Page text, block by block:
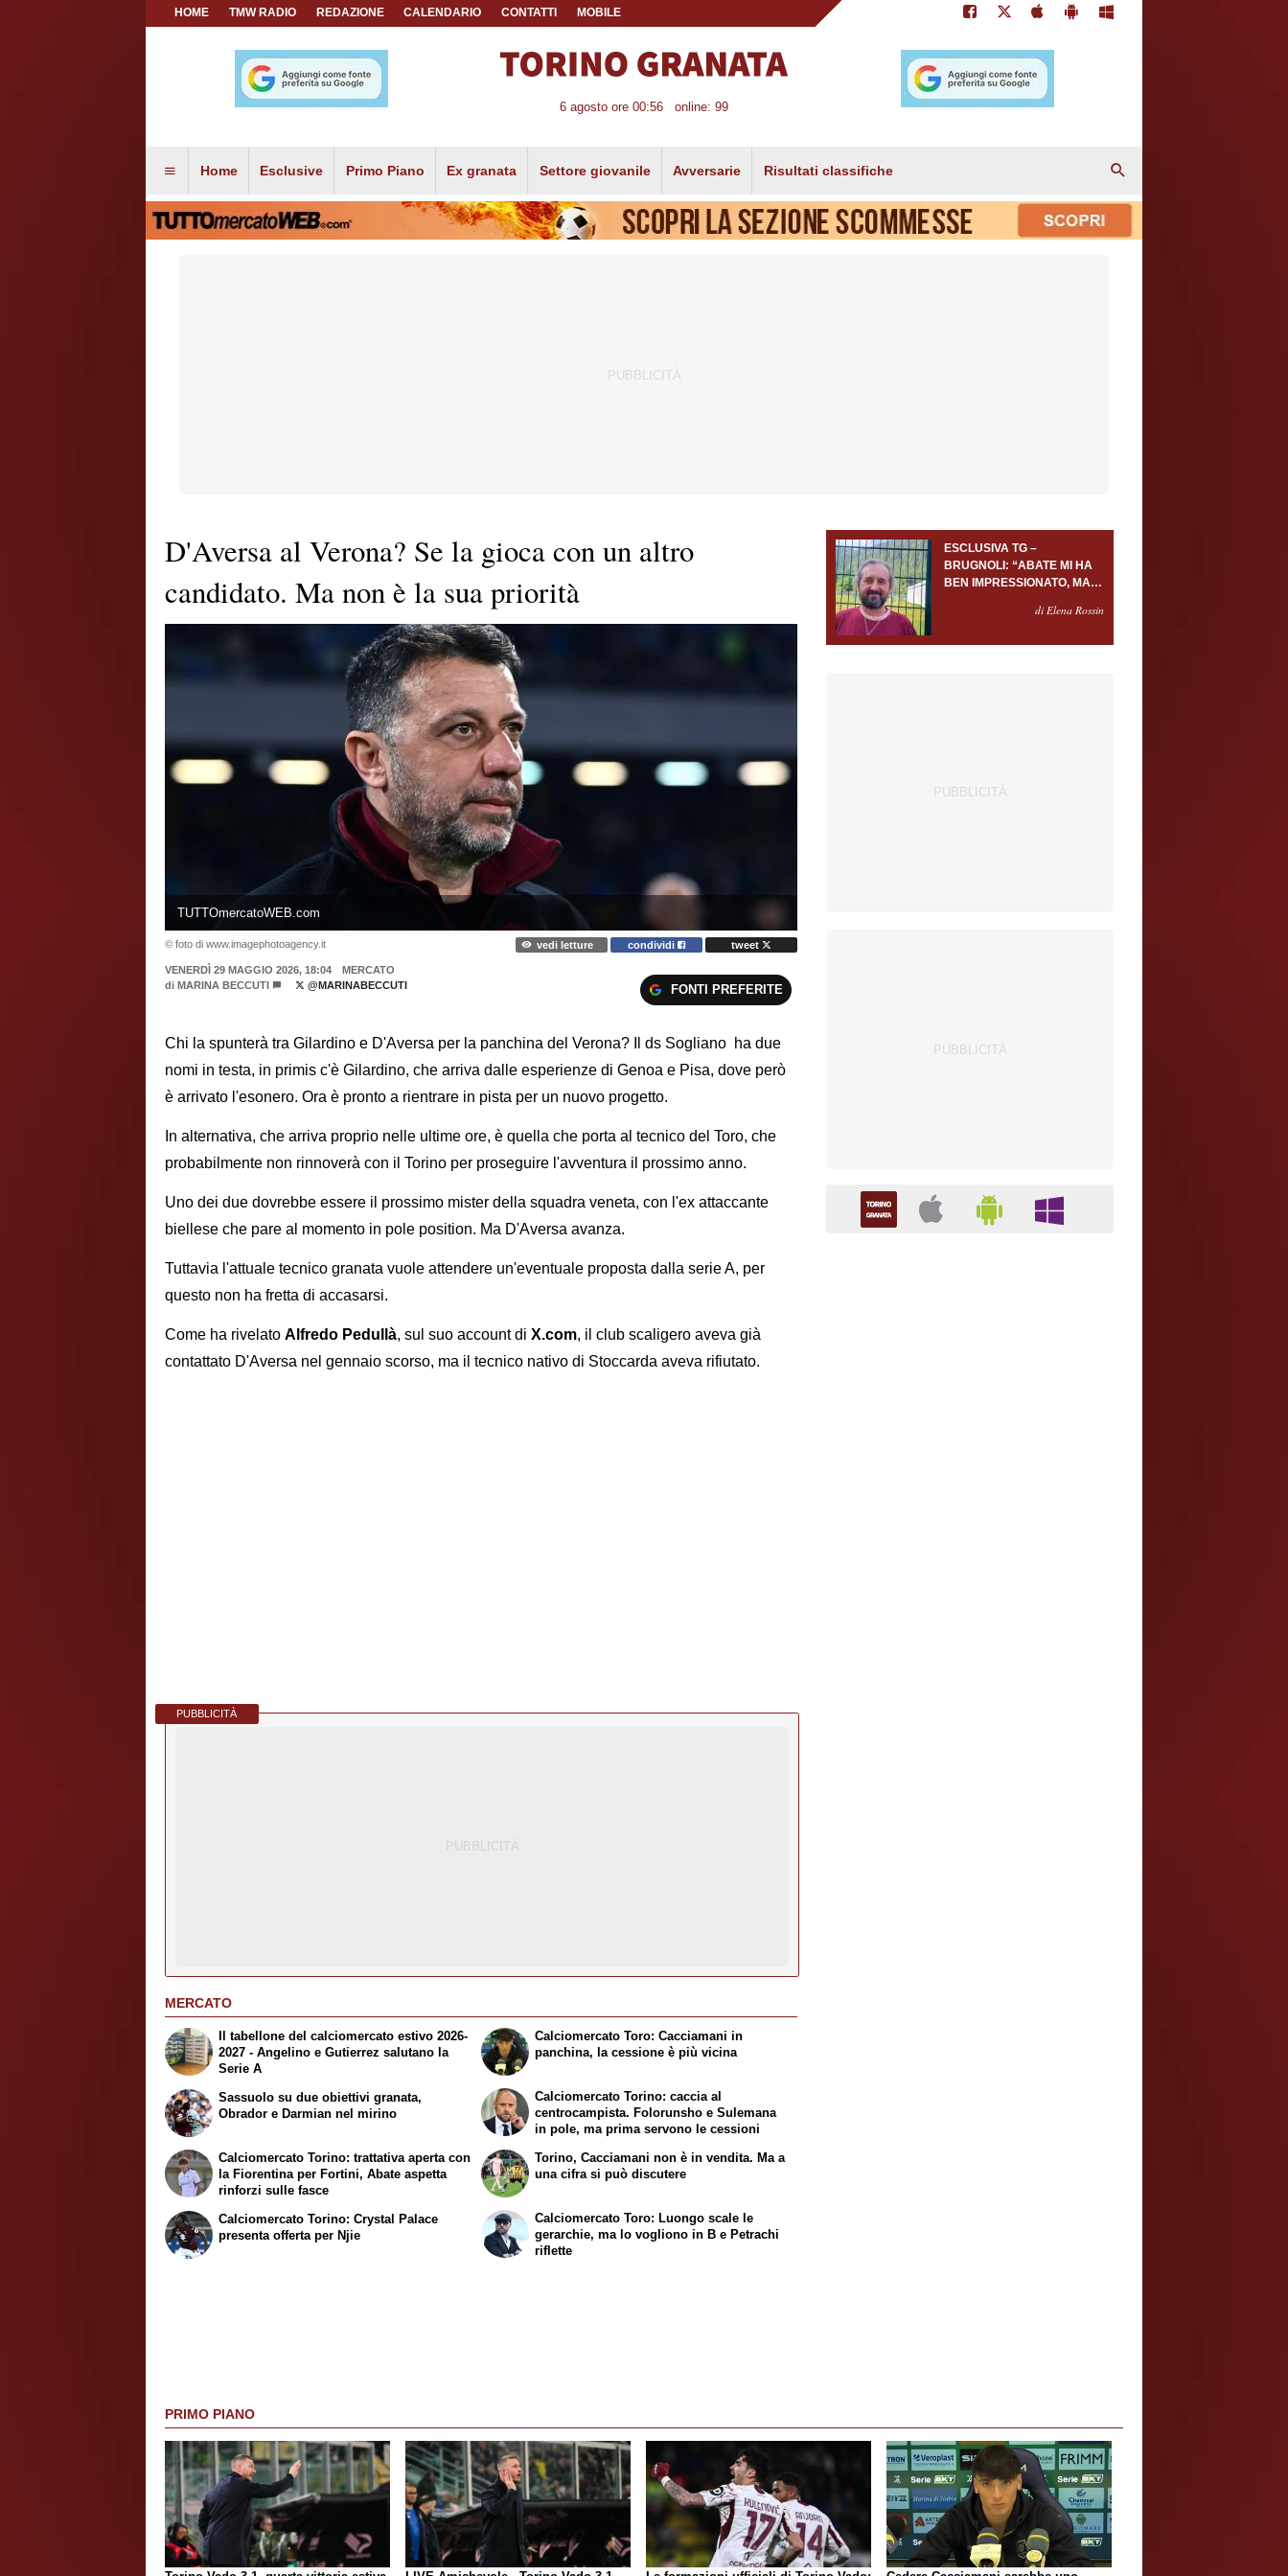
HOME TMW RADIO REDAZIONE CALENDARIO CONTATTI MOBILE
6 agosto ore 00:56 online: 99
Home Esclusive Primo Piano Ex granata Settore giovanile Avversarie Risultati classifiche
D'Aversa al Verona? Se la gioca con un altro
candidato. Ma non è la sua priorità
TUTTOmercatoWEB.com
© foto di www.imagephotoagency.it vedi letture condividi tweet
VENERDÌ 29 MAGGIO 2026, 18:04
MERCATO
di MARINA BECCUTI @MARINABECCUTI FONTI PREFERITE
Chi la spunterà tra Gilardino e D'Aversa per la panchina del Verona? Il ds Sogliano ha due
nomi in testa, in primis c'è Gilardino, che arriva dalle esperienze di Genoa e Pisa, dove però
è arrivato l'esonero. Ora è pronto a rientrare in pista per un nuovo progetto.
In alternativa, che arriva proprio nelle ultime ore, è quella che porta al tecnico del Toro, che
probabilmente non rinnoverà con il Torino per proseguire l'avventura il prossimo anno.
Uno dei due dovrebbe essere il prossimo mister della squadra veneta, con l'ex attaccante
biellese che pare al momento in pole position. Ma D'Aversa avanza.
Tuttavia l'attuale tecnico granata vuole attendere un'eventuale proposta dalla serie A, per
questo non ha fretta di accasarsi.
Come ha rivelato Alfredo Pedullà, sul suo account di X.com, il club scaligero aveva già
contattato D'Aversa nel gennaio scorso, ma il tecnico nativo di Stoccarda aveva rifiutato.
PUBBLICITÀ
MERCATO
Il tabellone del calciomercato estivo 2026-
2027 - Angelino e Gutierrez salutano la
Serie A
Sassuolo su due obiettivi granata,
Obrador e Darmian nel mirino
Calciomercato Toro: Cacciamani in
panchina, la cessione è più vicina
Calciomercato Torino: caccia al
centrocampista. Folorunsho e Sulemana
in pole, ma prima servono le cessioni
Calciomercato Torino: trattativa aperta con
la Fiorentina per Fortini, Abate aspetta
rinforzi sulle fasce
Calciomercato Torino: Crystal Palace
presenta offerta per Njie
Torino, Cacciamani non è in vendita. Ma a
una cifra si può discutere
Calciomercato Toro: Luongo scale le
gerarchie, ma lo vogliono in B e Petrachi
riflette
ESCLUSIVA TG –
BRUGNOLI: “ABATE MI HA
BEN IMPRESSIONATO, MA
PORTIERE SERVONOdi Elena Rossin
PRIMO PIANO